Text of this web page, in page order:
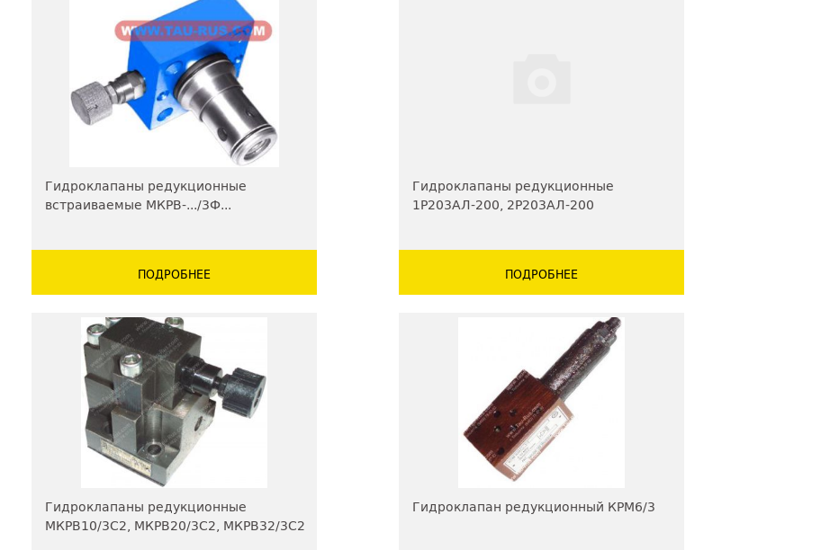
Гидроклапаны редукционные
встраиваемые МКРВ-.../3Ф...
ПОДРОБНЕЕ
Гидроклапаны редукционные
1Р203АЛ-200, 2Р203АЛ-200
ПОДРОБНЕЕ
Гидроклапаны редукционные
МКРВ10/3С2, МКРВ20/3С2, МКРВ32/3С2
Гидроклапан редукционный КРМ6/3